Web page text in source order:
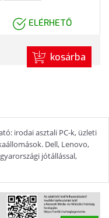
ELÉRHETŐ
kosárba
irodai asztali PC-k, üzleti
Dell, Lenovo,
jótállással,